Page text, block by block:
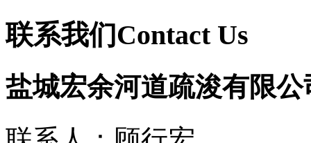
联系我们 Contact Us
盐城宏余河道疏浚有限公